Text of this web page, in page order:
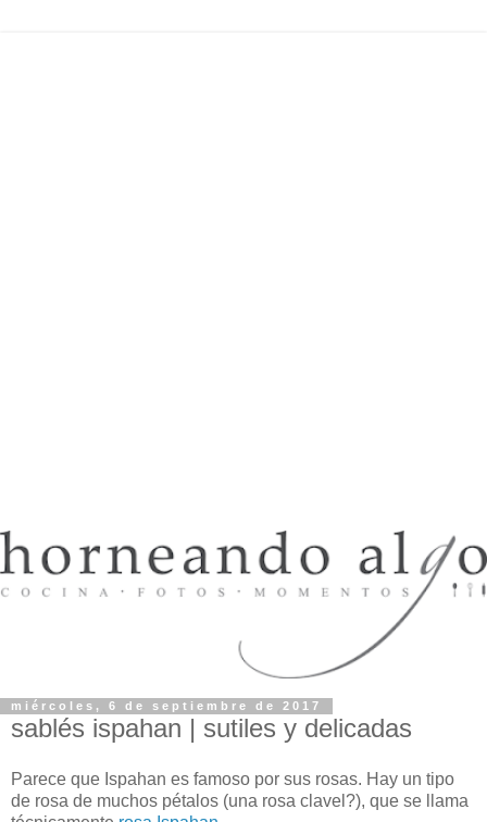
miércoles, 6 de septiembre de 2017
sablés ispahan | sutiles y delicadas
Parece que Ispahan es famoso por sus rosas. Hay un tipo
de rosa de muchos pétalos (una rosa clavel?), que se llama